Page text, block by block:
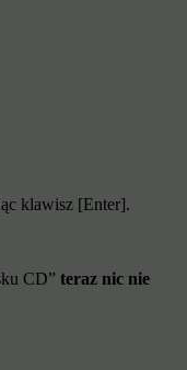
klawisz [Enter].
CD” teraz nic nie